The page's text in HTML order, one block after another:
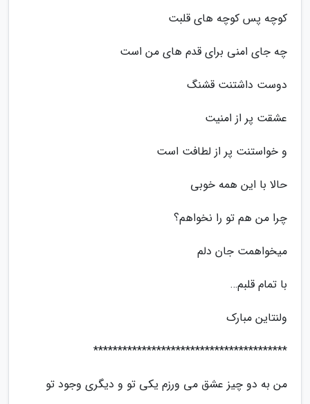
کوچه پس کوچه های قلبت
چه جای امنی برای قدم های من است
دوست داشتنت قشنگ
عشقت پر از امنیت
و خواستنت پر از لطافت است
حالا با این همه خوبی
چرا من هم تو را نخواهم؟
میخواهمت جان دلم
با تمام قلبم…
ولنتاین مبارک
****************************************
من به دو چیز عشق می ورزم یکی تو و دیگری وجود تو